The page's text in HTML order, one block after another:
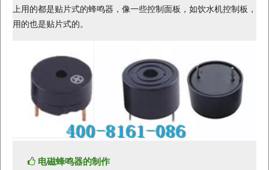
上用的都是贴片式的蜂鸣器，像一些控制面板，如饮水机控制板，
用的也是贴片式的。
电磁蜂鸣器的制作